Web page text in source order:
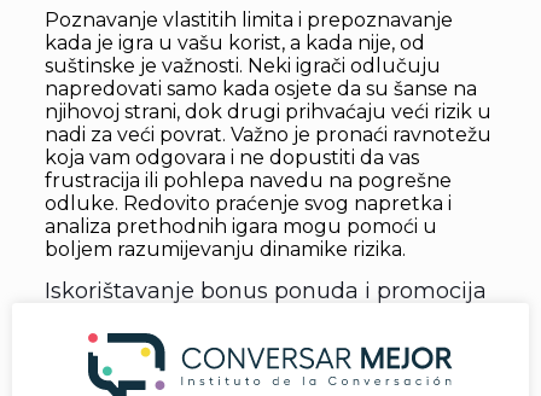
Poznavanje vlastitih limita i prepoznavanje
kada je igra u vašu korist, a kada nije, od
suštinske je važnosti. Neki igrači odlučuju
napredovati samo kada osjete da su šanse na
njihovoj strani, dok drugi prihvaćaju veći rizik u
nadi za veći povrat. Važno je pronaći ravnotežu
koja vam odgovara i ne dopustiti da vas
frustracija ili pohlepa navedu na pogrešne
odluke. Redovito praćenje svog napretka i
analiza prethodnih igara mogu pomoći u
boljem razumijevanju dinamike rizika.
Iskorištavanje bonus ponuda i promocija
Casino bonus ponude i promocije mogu
značajno povećati vrijednost vašeg igračkog
iskustva, a to vrijedi i za igru . Mnoge platforme